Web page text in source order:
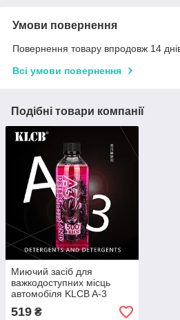
Умови повернення
Повернення товару впродовж 14
Всі умови повернення
Подібні товари компанії
Миючий засіб для
важкодоступних місць
автомобіля KLCB A-3
Detergents and Detergents
519 ₴